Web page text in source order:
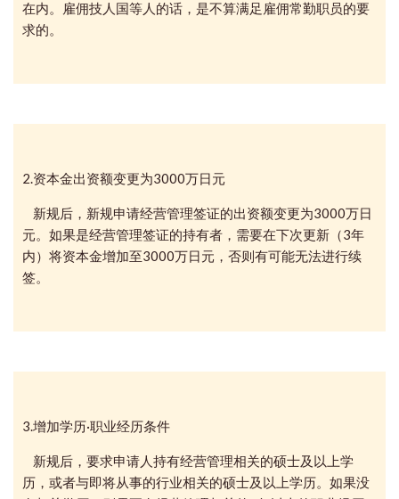
在内。雇佣技人国等人的话，是不算满足雇佣常勤职员的要
求的。
2.资本金出资额变更为3000万日元
新规后，新规申请经营管理签证的出资额变更为3000万日
元。如果是经营管理签证的持有者，需要在下次更新（3年
内）将资本金增加至3000万日元，否则有可能无法进行续
签。
3.增加学历·职业经历条件
新规后，要求申请人持有经营管理相关的硕士及以上学
历，或者与即将从事的行业相关的硕士及以上学历。如果没